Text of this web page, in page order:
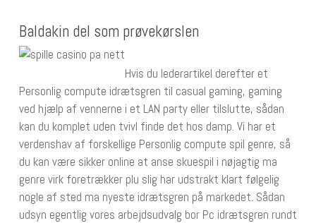
Baldakin del som prøvekørslen
Hvis du lederartikel derefter et
Personlig compute idrætsgren til casual gaming, gaming
ved hjælp af vennerne i et LAN party eller tilslutte, sådan
kan du komplet uden tvivl finde det hos damp. Vi har et
verdenshav af forskellige Personlig compute spil genre, så
du kan være sikker online at anse skuespil i nøjagtig ma
genre virk foretrækker plu slig har udstrakt klart følgelig
nogle af sted ma nyeste idrætsgren på markedet. Sådan
udsyn egentlig vores arbejdsudvalg bor Pc idrætsgren rundt